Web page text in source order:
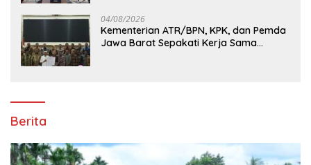
04/08/2026
Kementerian ATR/BPN, KPK, dan Pemda
Jawa Barat Sepakati Kerja Sama
Berita